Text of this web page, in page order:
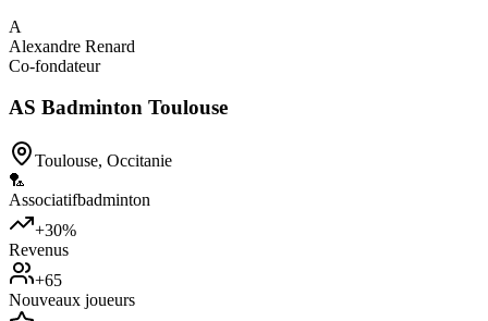
A
Alexandre Renard
Co-fondateur
AS Badminton Toulouse
Toulouse, Occitanie
🏸
Associatifbadminton
+30%
Revenus
+65
Nouveaux joueurs